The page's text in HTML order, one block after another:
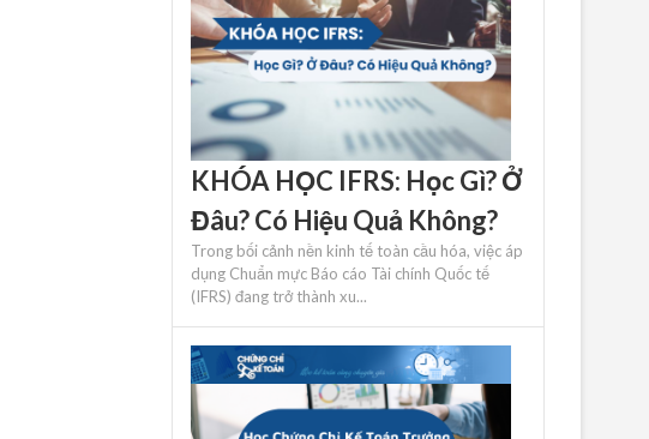
KHÓA HỌC IFRS: Học Gì? Ở
Đâu? Có Hiệu Quả Không?
Trong bối cảnh nền kinh tế toàn cầu hóa, việc áp
dụng Chuẩn mực Báo cáo Tài chính Quốc tế
(IFRS) đang trở thành xu...